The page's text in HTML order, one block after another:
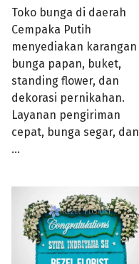
Toko bunga di daerah
Cempaka Putih
menyediakan karangan
bunga papan, buket,
standing flower, dan
dekorasi pernikahan.
Layanan pengiriman
cepat, bunga segar, dan
…